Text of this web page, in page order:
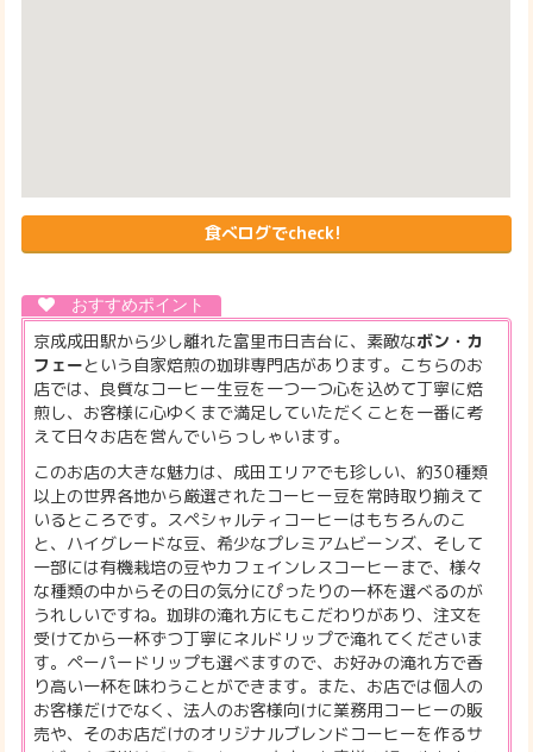
食べログでcheck!
京成成田駅から少し離れた富里市日吉台に、素敵なボン・カ
フェーという自家焙煎の珈琲専門店があります。こちらのお
店では、良質なコーヒー生豆を一つ一つ心を込めて丁寧に焙
煎し、お客様に心ゆくまで満足していただくことを一番に考
えて日々お店を営んでいらっしゃいます。
このお店の大きな魅力は、成田エリアでも珍しい、約30種類
以上の世界各地から厳選されたコーヒー豆を常時取り揃えて
いるところです。スペシャルティコーヒーはもちろんのこ
と、ハイグレードな豆、希少なプレミアムビーンズ、そして
一部には有機栽培の豆やカフェインレスコーヒーまで、様々
な種類の中からその日の気分にぴったりの一杯を選べるのが
うれしいですね。珈琲の淹れ方にもこだわりがあり、注文を
受けてから一杯ずつ丁寧にネルドリップで淹れてくださいま
す。ペーパードリップも選べますので、お好みの淹れ方で香
り高い一杯を味わうことができます。また、お店では個人の
お客様だけでなく、法人のお客様向けに業務用コーヒーの販
売や、そのお店だけのオリジナルブレンドコーヒーを作るサ